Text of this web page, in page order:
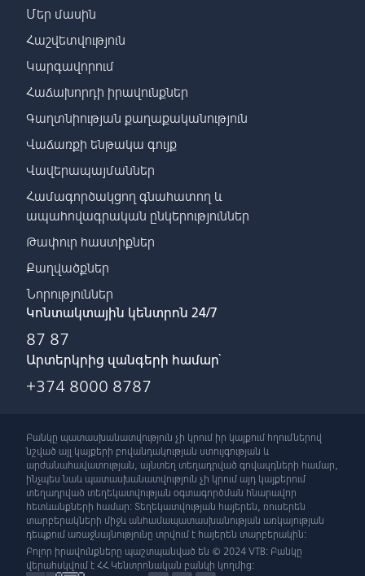
Մեր մասին
Հաշվետվություն
Կարգավորում
Հաճախորդի իրավունքներ
Գաղտնիության քաղաքականություն
Վաճառքի ենթակա գույք
Վավերապայմաններ
Համագործակցող գնահատող և
ապահովագրական ընկերություններ
Թափուր հաստիքներ
Քաղվածքներ
Նորություններ
Կոնտակտային կենտրոն 24/7
87 87
Արտերկրից զանգերի համար՝
+374 8000 8787
Բանկը պատասխանատվություն չի կրում իր կայքում հղումներով
նշված այլ կայքերի բովանդակության ստույգության և
արժանահավատության, այնտեղ տեղադրված գովազդների համար,
ինչպես նաև պատասխանատվություն չի կրում այդ կայքերում
տեղադրված տեղեկատվության օգտագործման հնարավոր
հետևանքների համար: Տեղեկատվության հայերեն, ռուսերեն
տարբերակների միջև անհամապատասխանության առկայության
դեպքում առաջնայնությունը տրվում է հայերեն տարբերակին:
Բոլոր իրավունքները պաշտպանված են © 2024 VTB: Բանկը
վերահսկվում է ՀՀ Կենտրոնական բանկի կողմից: